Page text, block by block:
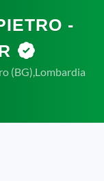
-
(BG),Lombardia